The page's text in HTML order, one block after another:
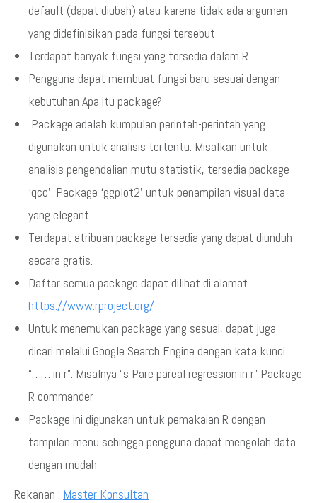
default (dapat diubah) atau karena tidak ada argumen
yang didefinisikan pada fungsi tersebut
Terdapat banyak fungsi yang tersedia dalam R
Pengguna dapat membuat fungsi baru sesuai dengan
kebutuhan Apa itu package?
Package adalah kumpulan perintah-perintah yang
digunakan untuk analisis tertentu. Misalkan untuk
analisis pengendalian mutu statistik, tersedia package
‘qcc’. Package ‘ggplot2’ untuk penampilan visual data
yang elegant.
Terdapat atribuan package tersedia yang dapat diunduh
secara gratis.
Daftar semua package dapat dilihat di alamat
https://www.rproject.org/
Untuk menemukan package yang sesuai, dapat juga
dicari melalui Google Search Engine dengan kata kunci
“…… in r”. Misalnya “s Pare pareal regression in r” Package
R commander
Package ini digunakan untuk pemakaian R dengan
tampilan menu sehingga pengguna dapat mengolah data
dengan mudah
Rekanan : Master Konsultan